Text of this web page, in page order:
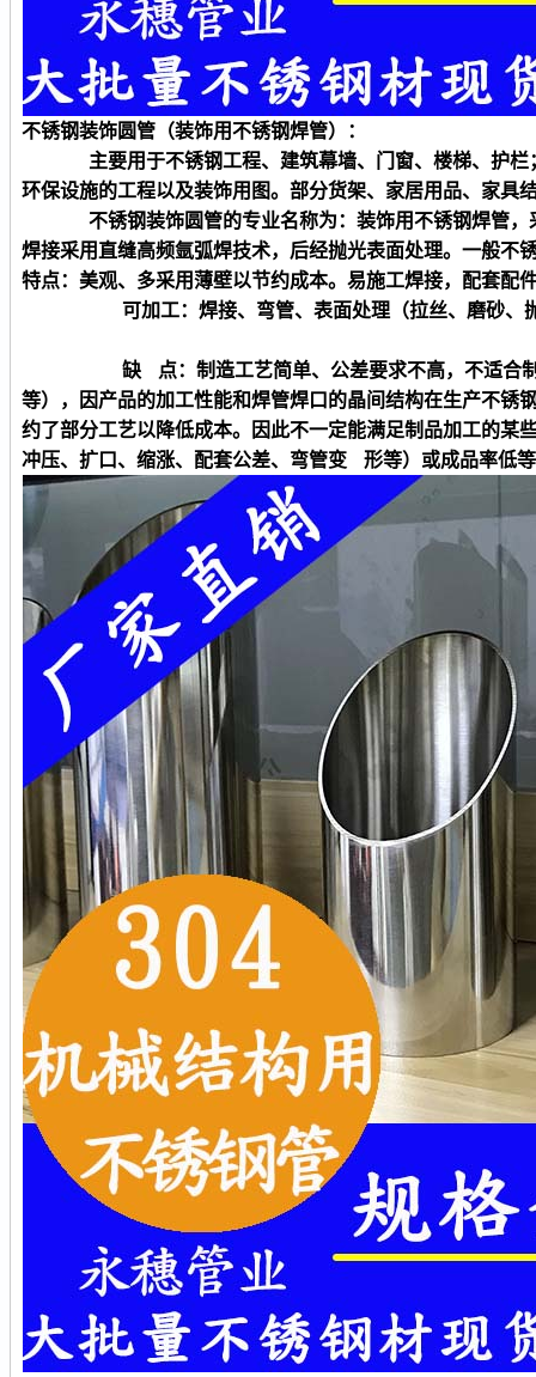
不锈钢装饰圆管（装饰用不锈钢焊管）：
主要用于不锈钢工程、建筑幕墙、门窗、楼梯、护
环保设施的工程以及装饰用图。部分货架、家居用品、家具
不锈钢装饰圆管的专业名称为：装饰用不锈钢焊管
焊接采用直缝高频氩弧焊技术，后经抛光表面处理。一般不
特点：美观、多采用薄壁以节约成本。易施工焊接，配套配
可加工：焊接、弯管、表面处理（拉丝、磨砂、
缺 点：制造工艺简单、公差要求不高，不适合制造
等），因产品的加工性能和焊管焊口的晶间结构在生产不
约了部分工艺以降低成本。因此不一定能满足制品加工的某
冲压、扩口、缩涨、配套公差、弯管变 形等）或成品率低